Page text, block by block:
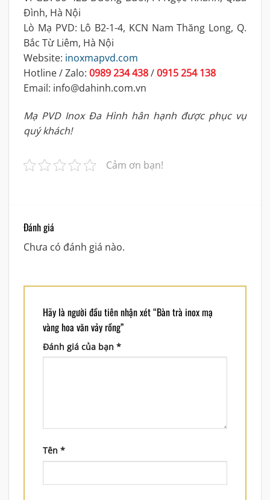
Đình, Hà Nội
Lò Mạ PVD: Lô B2-1-4, KCN Nam Thăng Long, Q.
Bắc Từ Liêm, Hà Nội
Website: inoxmapvd.com
Hotline / Zalo: 0989 234 438/0915 254 138
Email: info@dahinh.com.vn
Mạ PVD Inox Đa Hình hân hạnh được phục vụ
quý khách!
Cảm ơn bạn!
Đánh giá
Chưa có đánh giá nào.
Hãy là người đầu tiên nhận xét “Bàn trà inox mạ
vàng hoa văn vảy rồng”
Đánh giá của bạn *
Tên *